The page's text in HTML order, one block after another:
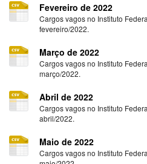
Fevereiro de 2022
Cargos vagos no Instituto
fevereiro/2022.
Março de 2022
Cargos vagos no Instituto
março/2022.
Abril de 2022
Cargos vagos no Instituto
abril/2022.
Maio de 2022
Cargos vagos no Instituto